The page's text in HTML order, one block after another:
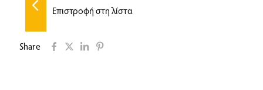
Επιστροφή στη λίστα
Share